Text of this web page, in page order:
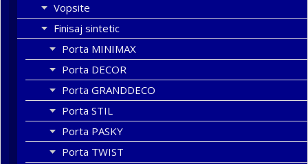
Vopsite
Finisaj sintetic
Porta MINIMAX
Porta DECOR
Porta GRANDDECO
Porta STIL
Porta PASKY
Porta TWIST